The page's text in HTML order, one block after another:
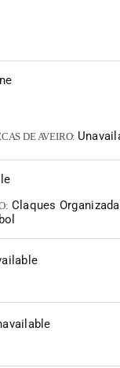
DE AVEIRO:
Claques